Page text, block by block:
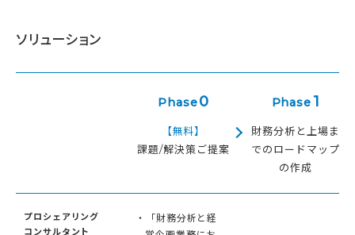
ソリューション
Phase0
【無料】
課題/解決策ご提案
Phase 1
財務分析と上場ま
でのロードマップ
の作成
プロシェアリング
コンサルタント
・「財務分析と経